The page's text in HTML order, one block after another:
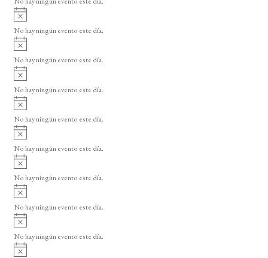
i
o
A
v
i
o
No hay ningún evento este día.
A
v
i
o
No hay ningún evento este día.
A
v
i
o
No hay ningún evento este día.
A
v
i
o
No hay ningún evento este día.
A
v
i
o
No hay ningún evento este día.
A
v
i
o
No hay ningún evento este día.
A
v
i
o
No hay ningún evento este día.
A
v
i
No hay ningún evento este día.
A